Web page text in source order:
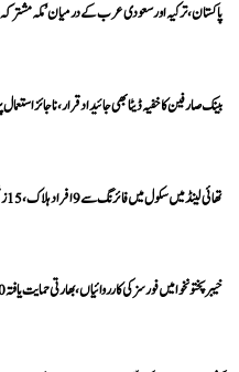
پاکستان، ترکیہ اور سعودی عرب کے درمیان ’مکہ مشترکہ
بینک صارفین کا خفیہ ڈیٹا بھی جائیداد قرار، ناجائز
تھائی لینڈ میں سکول میں فائرنگ سے 9 افراد ہلاک، 15 زخمی
خیبرپختونخوا میں فورسز کی کارروائیاں، بھارتی حمایت یافتہ 10 خارجی ہلاک